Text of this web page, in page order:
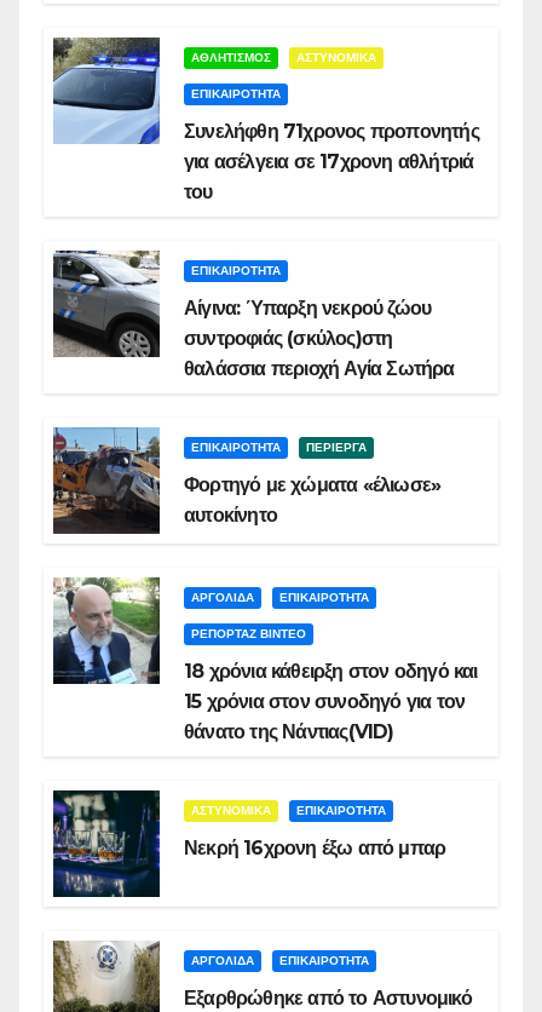
ΑΘΛΗΤΙΣΜΟΣ ΑΣΤΥΝΟΜΙΚΑ
ΕΠΙΚΑΙΡΟΤΗΤΑ
Συνελήφθη 71χρονος προπονητής
για ασέλγεια σε 17χρονη αθλήτριά
του
ΕΠΙΚΑΙΡΟΤΗΤΑ
Αίγινα: Ύπαρξη νεκρού ζώου
συντροφιάς (σκύλος)στη
θαλάσσια περιοχή Αγία Σωτήρα
ΕΠΙΚΑΙΡΟΤΗΤΑ ΠΕΡΙΕΡΓΑ
Φορτηγό με χώματα «έλιωσε»
αυτοκίνητο
ΑΡΓΟΛΙΔΑ ΕΠΙΚΑΙΡΟΤΗΤΑ
ΡΕΠΟΡΤΑΖ ΒΙΝΤΕΟ
18 χρόνια κάθειρξη στον οδηγό και
15 χρόνια στον συνοδηγό για τον
θάνατο της Νάντιας(VID)
ΑΣΤΥΝΟΜΙΚΑ ΕΠΙΚΑΙΡΟΤΗΤΑ
Νεκρή 16χρονη έξω από μπαρ
ΑΡΓΟΛΙΔΑ ΕΠΙΚΑΙΡΟΤΗΤΑ
Εξαρθρώθηκε από το Αστυνομικό